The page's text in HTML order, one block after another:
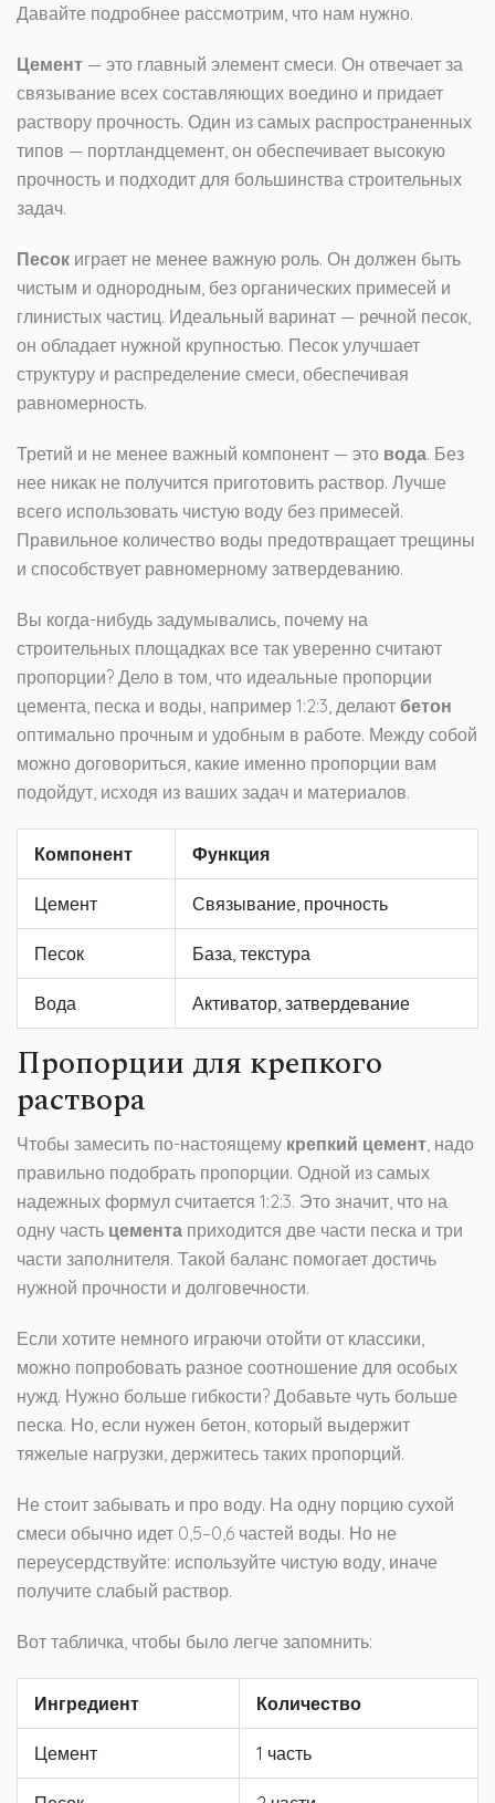
Давайте подробнее рассмотрим, что нам нужно.
Цемент — это главный элемент смеси. Он отвечает за
связывание всех составляющих воедино и придает
раствору прочность. Один из самых распространенных
типов — портландцемент, он обеспечивает высокую
прочность и подходит для большинства строительных
задач.
Песок играет не менее важную роль. Он должен быть
чистым и однородным, без органических примесей и
глинистых частиц. Идеальный варинат — речной песок,
он обладает нужной крупностью. Песок улучшает
структуру и распределение смеси, обеспечивая
равномерность.
Третий и не менее важный компонент — это вода. Без
нее никак не получится приготовить раствор. Лучше
всего использовать чистую воду без примесей.
Правильное количество воды предотвращает трещины
и способствует равномерному затвердеванию.
Вы когда-нибудь задумывались, почему на
строительных площадках все так уверенно считают
пропорции? Дело в том, что идеальные пропорции
цемента, песка и воды, например 1:2:3, делают бетон
оптимально прочным и удобным в работе. Между собой
можно договориться, какие именно пропорции вам
подойдут, исходя из ваших задач и материалов.
Компонент Функция
Цемент Связывание, прочность
Песок База, текстура
Вода Активатор, затвердевание
Пропорции для крепкого
раствора
Чтобы замесить по-настоящему крепкий цемент, надо
правильно подобрать пропорции. Одной из самых
надежных формул считается 1:2:3. Это значит, что на
одну часть цемента приходится две части песка и три
части заполнителя. Такой баланс помогает достичь
нужной прочности и долговечности.
Если хотите немного играючи отойти от классики,
можно попробовать разное соотношение для особых
нужд. Нужно больше гибкости? Добавьте чуть больше
песка. Но, если нужен бетон, который выдержит
тяжелые нагрузки, держитесь таких пропорций.
Не стоит забывать и про воду. На одну порцию сухой
смеси обычно идет 0,5–0,6 частей воды. Но не
переусердствуйте: используйте чистую воду, иначе
получите слабый раствор.
Вот табличка, чтобы было легче запомнить:
Ингредиент Количество
Цемент 1 часть